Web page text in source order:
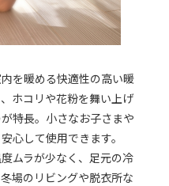
を暖める快適性の高い暖
ホコリや花粉を舞い上げ
特長。小さなお子さまや
心して使用できます。
ムラが少なく、足元の冷
場のリビングや脱衣所な